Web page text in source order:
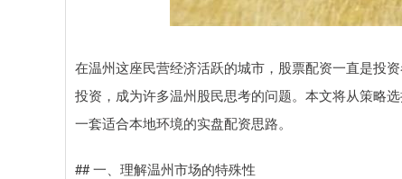
在温州这座民营经济活跃的城市，股票配资一直是投
投资，成为许多温州股民思考的问题。本文将从策略
一套适合本地环境的实盘配资思路。
## 一、理解温州市场的特殊性